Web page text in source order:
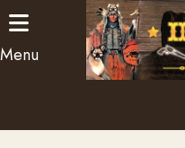
Menu
Panneau de gestion des cookies